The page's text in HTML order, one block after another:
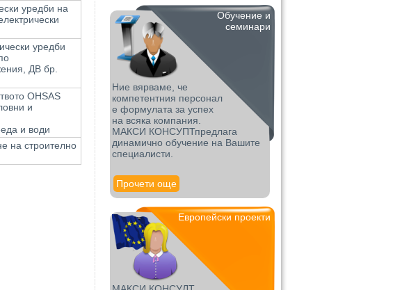
уредби на
уредби
ДВ бр.
OHSAS
и
и води
на строително
Обучение и
семинари
Прочети още
Ние вярваме, че
компетентния персонал
е формулата за успех
на всяка компания.
МАКСИ КОНСУПТпредлага
динамично обучение на Вашите
специалисти.
Европейски проекти